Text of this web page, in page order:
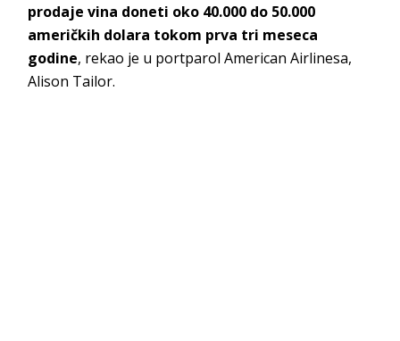
prodaje vina doneti oko 40.000 do 50.000
američkih dolara tokom prva tri meseca
godine, rekao je u portparol American Airlinesa,
Alison Tailor.